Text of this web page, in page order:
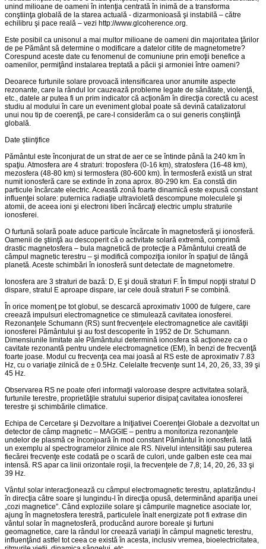
unind milioane de oameni în intenţia centrată în inimă de a transforma
conştiinţa globală de la starea actuală - dizarmonioasă şi instabilă – către
echilibru şi pace reală – vezi http://www.glcoherence.org.
Este posibil ca unisonul a mai multor milioane de oameni din majoritatea ţărilor
de pe Pământ să determine o modificare a datelor citite de magnetometre?
Corespund aceste date cu fenomenul de comuniune prin emoţii benefice a
oamenilor, permiţând instalarea treptată a păcii şi armoniei între oameni?
Deoarece furtunile solare provoacă intensificarea unor anumite aspecte
rezonante, care la rândul lor cauzează probleme legate de sănătate, violenţă,
etc., datele ar putea fi un prim indicator că acţionăm în direcţia corectă cu acest
studiu al modului în care un eveniment global poate să devină catalizatorul
unui nou tip de coerenţă, pe care-l considerăm ca o sui generis conştiinţă
globală.
Date ştiinţifice
Pământul este înconjurat de un strat de aer ce se întinde până la 240 km în
spaţiu. Atmosfera are 4 straturi: troposfera (0-16 km), stratosfera (16-48 km),
mezosfera (48-80 km) si termosfera (80-600 km). În termosferă există un strat
numit ionosferă care se extinde în zona aprox. 80-290 km. Ea constă din
particule încărcate electric. Această zonă foarte dinamică este expusă constant
influenţei solare: puternica radiaţie ultravioletă descompune moleculele şi
atomii, de aceea ioni şi electroni liberi încărcaţi electric umplu straturile
ionosferei.
O furtună solară poate aduce particule încărcate în magnetosferă şi ionosferă.
Oamenii de ştiinţă au descoperit că o activitate solară extremă, comprimă
drastic magnetosfera – bula magnetică de protecţie a Pământului creată de
câmpul magnetic terestru – şi modifică compoziţia ionilor în spaţiul de lângă
planetă. Aceste schimbări în ionosferă sunt detectate de magnetometre.
Ionosfera are 3 straturi de bază: D, E şi două straturi F. În timpul nopţii stratul D
dispare, stratul E aproape dispare, iar cele două straturi F se combină.
În orice momenţ pe tot globul, se descarcă aproximativ 1000 de fulgere, care
creează impulsuri electromagnetice ce stimulează cavitatea ionosferei.
Rezonanţele Schumann (RS) sunt frecvenţele electromagnetice ale cavităţii
ionosferei Pământului şi au fost descoperite în 1952 de Dr. Schumann.
Dimensiunile limitate ale Pământului determină ionosfera să acţioneze ca o
cavitate rezonantă pentru undele electromagnetice (EM), în benzi de frecvenţă
foarte joase. Modul cu frecvenţa cea mai joasă al RS este de aproximativ 7.83
Hz, cu o variaţie zilnică de ± 0.5Hz. Celelalte frecvenţe sunt 14, 20, 26, 33, 39 şi
45 Hz.
Observarea RS ne poate oferi informaţii valoroase despre activitatea solară,
furtunile terestre, proprietăţile stratului superior disipaţ cavitatea ionosferei
terestre şi schimbările climatice.
Echipa de Cercetare şi Dezvoltare a Iniţiativei Coerenţei Globale a dezvoltat un
detector de câmp magnetic – MAGGIE – pentru a monitoriza rezonanţele
undelor de plasmă ce înconjoară în mod constant Pământul în ionosferă. Iată
un exemplu al spectrogramelor zilnice ale RS. Nivelul intensităţii sau puterea
fiecărei frecvenţe este codată pe o scară de culori, unde galben este cea mai
intensă. RS apar ca linii orizontale roşii, la frecvenţele de 7,8; 14, 20, 26, 33 şi
39 Hz.
Vântul solar interacţionează cu câmpul electromagnetic terestru, aplatizându-l
în direcţia câtre soare şi lungindu-l în direcţia opusă, determinând apariţia unei
„cozi magnetice”. Când exploziile solare şi câmpurile magnetice asociate lor,
ajung în magnetosfera terestră, particulele înalt energizate pot fi extrase din
vântul solar în magnetosferă, producând aurore boreale şi furtuni
geomagnetice, care la rândul lor creează variaţii în câmpul magnetic terestru,
influenţând astfel tot ceea ce există în acesta, inclusiv vremea, bioelectricitatea,